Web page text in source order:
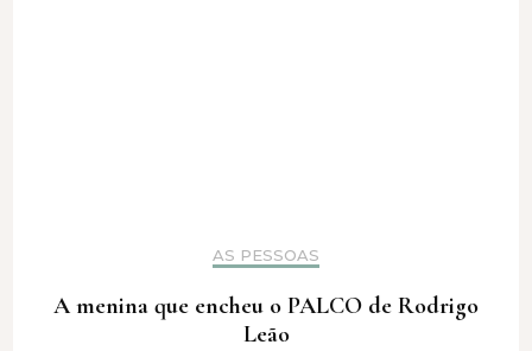
AS PESSOAS
A menina que encheu o PALCO de Rodrigo
Leão